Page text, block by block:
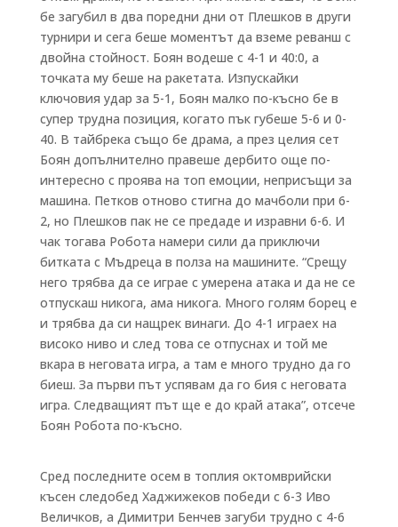
бе загубил в два поредни дни от Плешков в други
турнири и сега беше моментът да вземе реванш с
двойна стойност. Боян водеше с 4-1 и 40:0, а
точката му беше на ракетата. Изпускайки
ключовия удар за 5-1, Боян малко по-късно бе в
супер трудна позиция, когато пък губеше 5-6 и 0-
40. В тайбрека също бе драма, а през целия сет
Боян допълнително правеше дербито още по-
интересно с проява на топ емоции, неприсъщи за
машина. Петков отново стигна до мачболи при 6-
2, но Плешков пак не се предаде и изравни 6-6. И
чак тогава Робота намери сили да приключи
битката с Мъдреца в полза на машините. “Срещу
него трябва да се играе с умерена атака и да не се
отпускаш никога, ама никога. Много голям борец е
и трябва да си нащрек винаги. До 4-1 играех на
високо ниво и след това се отпуснах и той ме
вкара в неговата игра, а там е много трудно да го
биеш. За първи път успявам да го бия с неговата
игра. Следващият път ще е до край атака”, отсече
Боян Робота по-късно.
Сред последните осем в топлия октомврийски
късен следобед Хаджижеков победи с 6-3 Иво
Величков, а Димитри Бенчев загуби трудно с 4-6